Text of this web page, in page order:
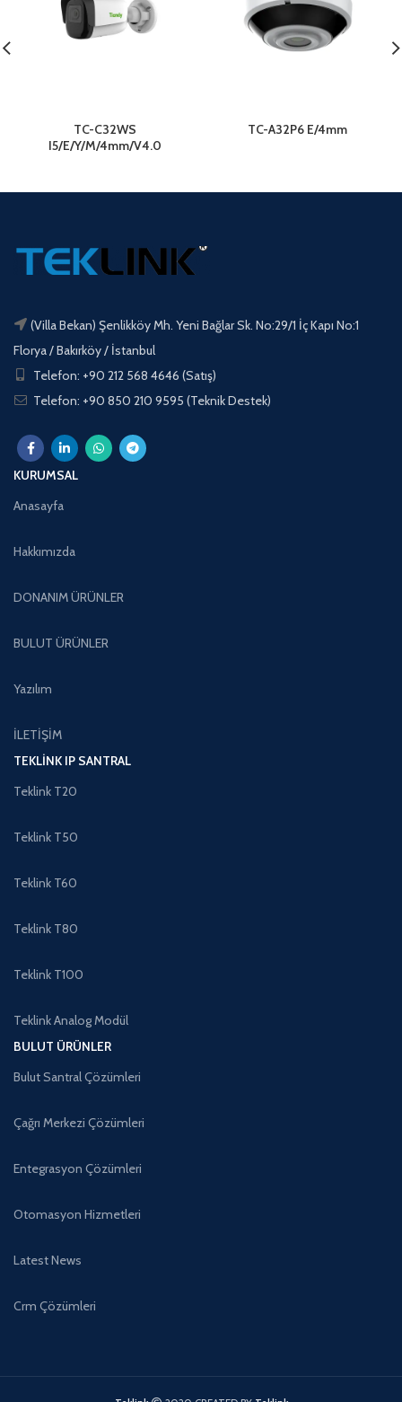
TC-C32WS
I5/E/Y/M/4mm/V4.0
TC-A32P6 E/4mm
(Villa Bekan) Şenlikköy Mh. Yeni Bağlar Sk. No:29/1 İç Kapı No:1
Florya / Bakırköy / İstanbul
Telefon: +90 212 568 4646 (Satış)
Telefon: +90 850 210 9595 (Teknik Destek)
KURUMSAL
Anasayfa
Hakkımızda
DONANIM ÜRÜNLER
BULUT ÜRÜNLER
Yazılım
İLETİŞİM
TEKLINK IP SANTRAL
Teklink T20
Teklink T50
Teklink T60
Teklink T80
Teklink T100
Teklink Analog Modül
BULUT ÜRÜNLER
Bulut Santral Çözümleri
Çağrı Merkezi Çözümleri
Entegrasyon Çözümleri
Otomasyon Hizmetleri
Latest News
Crm Çözümleri